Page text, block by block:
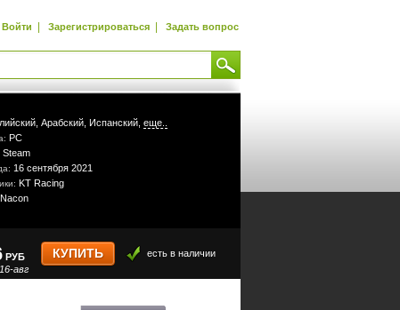
Войти | Зарегистрироваться | Задать вопрос
Арабский, Испанский, еще..
PC
Steam
16 сентября 2021
KT Racing
Nacon
авг
РУБ КУПИТЬ есть в наличии